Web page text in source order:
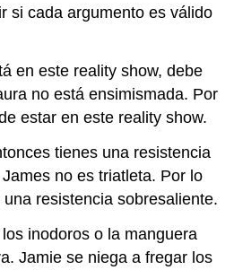
si cada argumento es válido
en este reality show, debe
no está ensimismada. Por
estar en este reality show.
tienes una resistencia
no es triatleta. Por lo
resistencia sobresaliente.
inodoros o la manguera
Jamie se niega a fregar los